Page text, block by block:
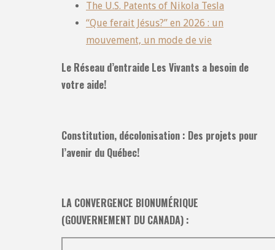
The U.S. Patents of Nikola Tesla
“Que ferait Jésus?” en 2026 : un
mouvement, un mode de vie
Le Réseau d’entraide Les Vivants a besoin de
votre aide!
Constitution, décolonisation : Des projets pour
l’avenir du Québec!
LA CONVERGENCE BIONUMÉRIQUE
(GOUVERNEMENT DU CANADA) :